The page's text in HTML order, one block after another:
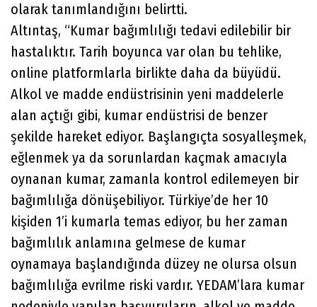
olarak tanımlandığını belirtti.
Altıntaş, “Kumar bağımlılığı tedavi edilebilir bir
hastalıktır. Tarih boyunca var olan bu tehlike,
online platformlarla birlikte daha da büyüdü.
Alkol ve madde endüstrisinin yeni maddelerle
alan açtığı gibi, kumar endüstrisi de benzer
şekilde hareket ediyor. Başlangıçta sosyalleşmek,
eğlenmek ya da sorunlardan kaçmak amacıyla
oynanan kumar, zamanla kontrol edilemeyen bir
bağımlılığa dönüşebiliyor. Türkiye’de her 10
kişiden 1’i kumarla temas ediyor, bu her zaman
bağımlılık anlamına gelmese de kumar
oynamaya başlandığında düzey ne olursa olsun
bağımlılığa evrilme riski vardır. YEDAM’lara kumar